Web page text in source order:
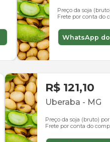
Preço da soja
Frete por conta do
WhatsApp do
R$ 121,10
Uberaba - MG
Preço da soja (bruto)
Frete por conta do